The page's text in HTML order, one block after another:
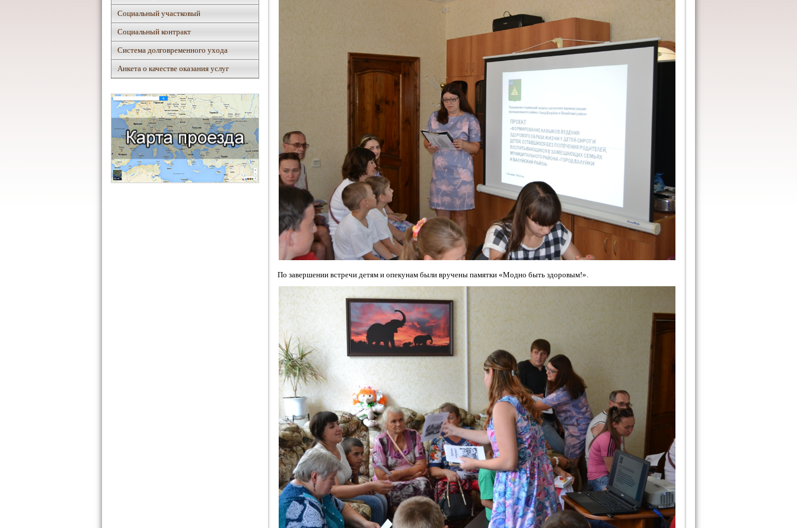
Социальный участковый
Социальный контракт
Система долговременного ухода
Анкета о качестве оказания услуг
По завершении встречи детям и опекунам были вручены памятки «Модно быть здоровым!».